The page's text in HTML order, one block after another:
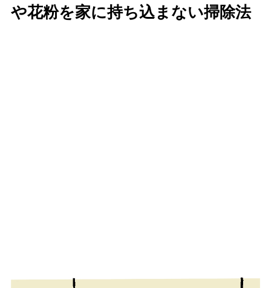
や花粉を家に持ち込まない掃除法